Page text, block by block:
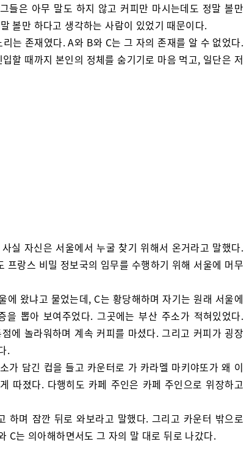
들은 아무 말도 하지 않고 커피만 마시는데도 정말 볼만
볼만 하다고 생각하는 사람이 있었기 때문이다.
는 존재였다. A와 B와 C는 그 자의 존재를 알 수 없었다.
할 때까지 본인의 정체를 숨기기로 마음 먹고, 일단은 저
실 자신은 서울에서 누굴 찾기 위해서 온거라고 말했다.
프랑스 비밀 정보국의 임무를 수행하기 위해 서울에 머무
에 왔냐고 물었는데, C는 황당해하며 자기는 원래 서울에
을 뽑아 보여주었다. 그곳에는 부산 주소가 적혀있었다.
에 놀라워하며 계속 커피를 마셨다. 그리고 커피가 굉장
.
가 담긴 컵을 들고 카운터로 가 카라멜 마키야또가 왜 이
따졌다. 다행히도 카페 주인은 카페 주인으로 위장하고
하며 잠깐 뒤로 와보라고 말했다. 그리고 카운터 밖으로
C는 의아해하면서도 그 자의 말 대로 뒤로 나갔다.